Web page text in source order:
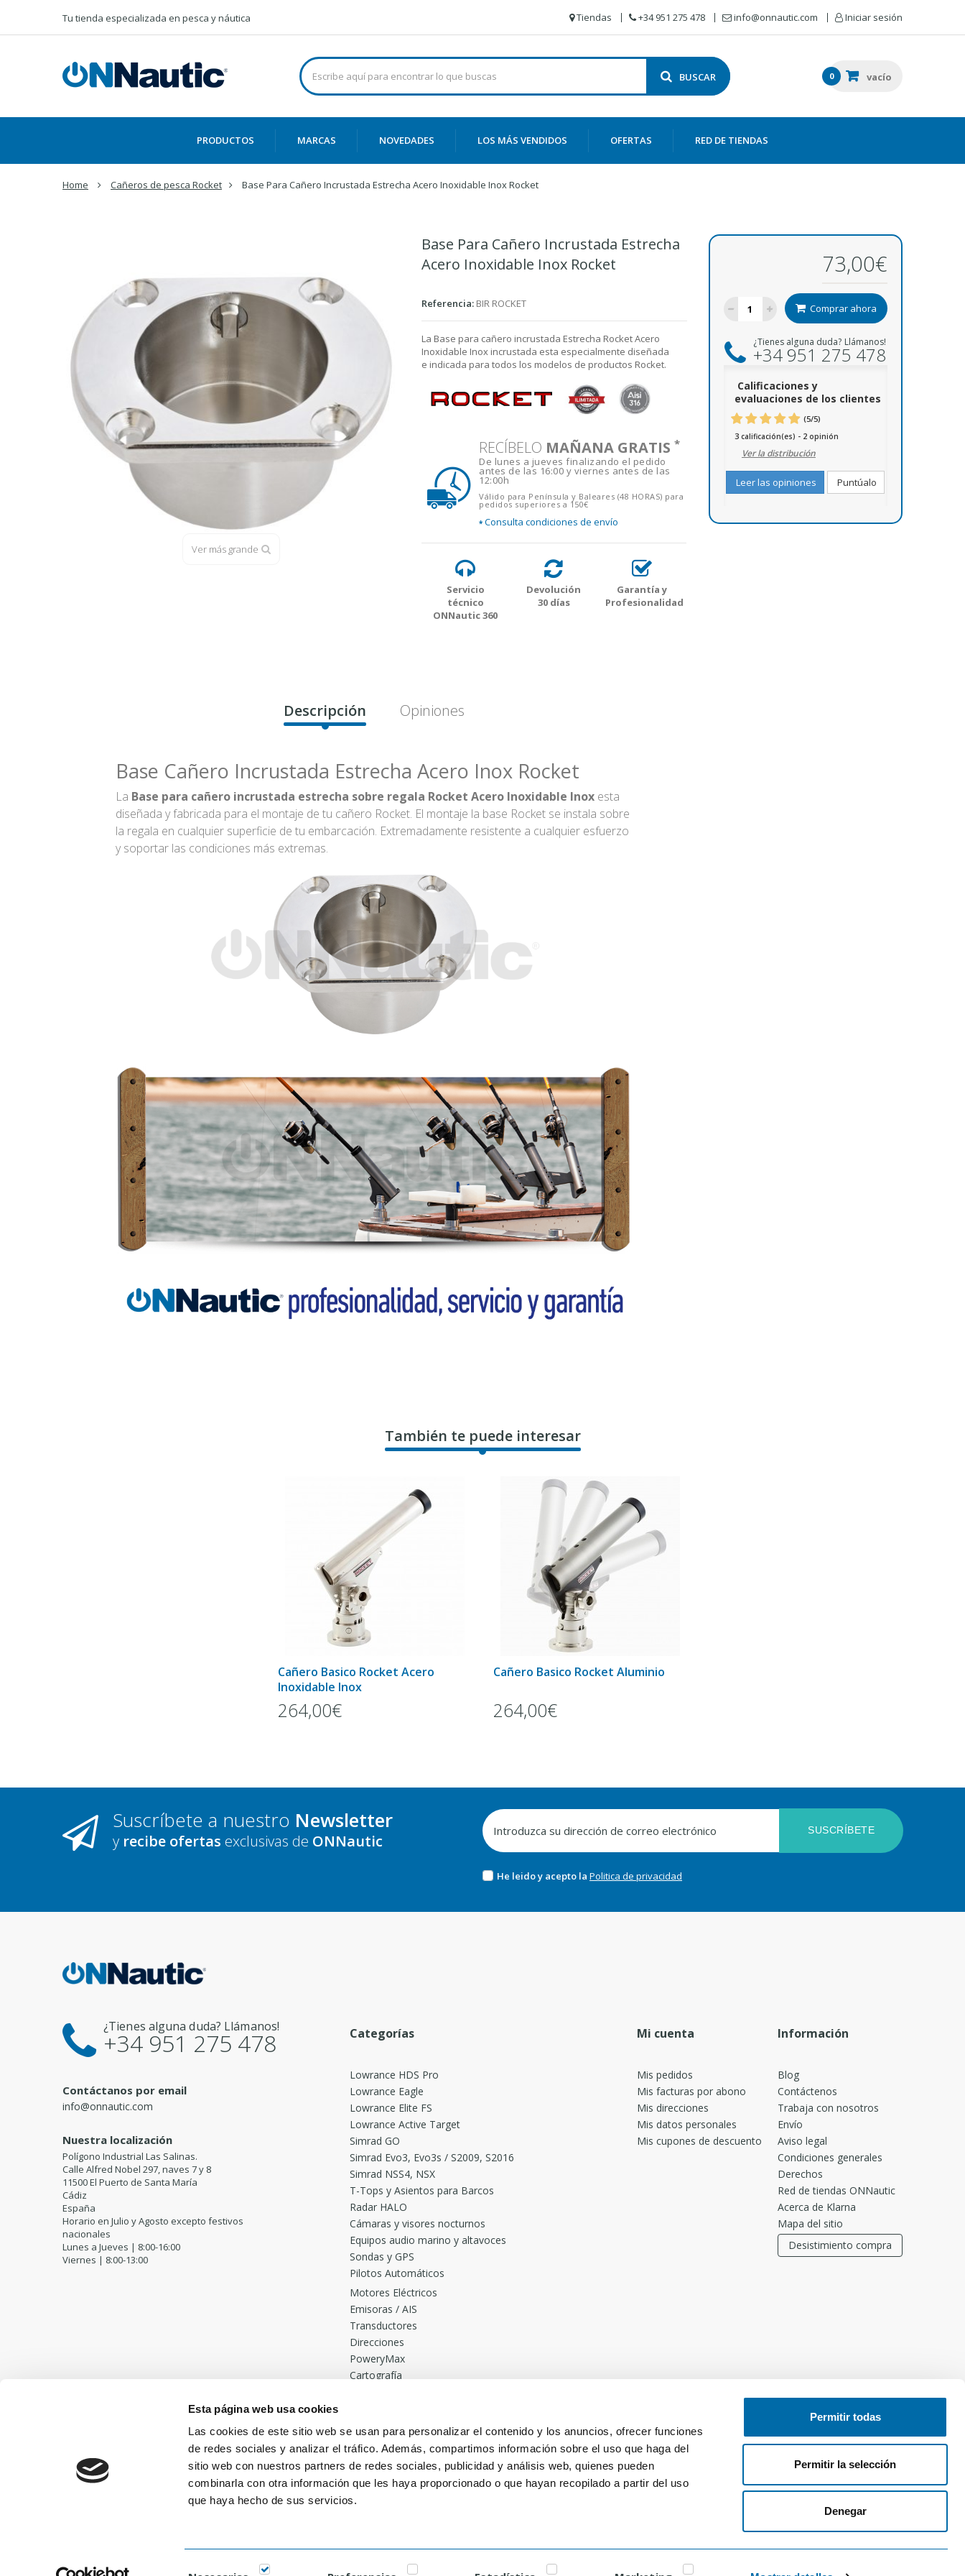
Esta página web usa cookies
Las cookies de este sitio web se usan para personalizar el contenido y los anuncios, ofrecer funciones
de redes sociales y analizar el tráfico. Además, compartimos información sobre el uso que haga del
sitio web con nuestros partners de redes sociales, publicidad y análisis web, quienes pueden
combinarla con otra información que les haya proporcionado o que hayan recopilado a partir del uso
que haya hecho de sus servicios.
Permitir todas
Permitir la selección
Denegar
Tu tienda especializada en pesca y náutica Tiendas +34 951 275 478 info@onnautic.com Iniciar sesión
BUSCAR 0 vacío
PRODUCTOS MARCAS NOVEDADES LOS MÁS VENDIDOS OFERTAS RED DE TIENDAS
Home Cañeros de pesca Rocket Base Para Cañero Incrustada Estrecha Acero Inoxidable Inox Rocket
Ver más grande
Base Para Cañero Incrustada Estrecha
Acero Inoxidable Inox Rocket
Referencia: BIR ROCKET
La Base para cañero incrustada Estrecha Rocket Acero
Inoxidable Inox incrustada esta especialmente diseñada
e indicada para todos los modelos de productos Rocket.
RECÍBELO MAÑANA GRATIS *
De lunes a jueves finalizando el pedido
antes de las 16:00 y viernes antes de las
12:00h
Válido para Península y Baleares (48 HORAS) para
pedidos superiores a 150€
* Consulta condiciones de envío
Servicio
técnico
ONNautic 360
Devolución
30 días
Garantía y
Profesionalidad
73,00€
Comprar ahora
¿Tienes alguna duda? Llámanos!
+34 951 275 478
Calificaciones y
evaluaciones de los clientes
(5/5)
3calificación(es) - 2opinión
Ver la distribución
Leer las opiniones Puntúalo
Descripción Opiniones
Base Cañero Incrustada Estrecha Acero Inox Rocket
La Base para cañero incrustada estrecha sobre regala Rocket Acero Inoxidable Inoxesta
diseñada y fabricada para el montaje de tu cañero Rocket. El montaje la base Rocket se instala sobre
la regala en cualquier superficie de tu embarcación. Extremadamente resistente a cualquier esfuerzo
y soportar las condiciones más extremas.
También te puede interesar
Cañero Basico Rocket Acero
Inoxidable Inox
264,00€
Cañero Basico Rocket Aluminio
264,00€
Suscríbete a nuestro Newsletter
y recibe ofertas exclusivas de ONNautic
SUSCRÍBETE
He leido y acepto la Politica de privacidad
¿Tienes alguna duda? Llámanos!
+34 951 275 478
Contáctanos por email
info@onnautic.com
Nuestra localización
Polígono Industrial Las Salinas.
Calle Alfred Nobel 297, naves 7 y 8
11500 El Puerto de Santa María
Cádiz
España
Horario en Julio y Agosto excepto festivos
nacionales
Lunes a Jueves | 8:00-16:00
Viernes | 8:00-13:00
Categorías
Lowrance HDS Pro
Lowrance Eagle
Lowrance Elite FS
Lowrance Active Target
Simrad GO
Simrad Evo3, Evo3s / S2009, S2016
Simrad NSS4, NSX
T-Tops y Asientos para Barcos
Radar HALO
Cámaras y visores nocturnos
Equipos audio marino y altavoces
Sondas y GPS
Pilotos Automáticos
Motores Eléctricos
Emisoras / AIS
Transductores
Direcciones
PoweryMax
Cartografía
Cañeros de pesca Rocket
Borika
Pack Pilotos Automáticos desde 2.230€. ONNautic
Mi cuenta
Mis pedidos
Mis facturas por abono
Mis direcciones
Mis datos personales
Mis cupones de descuento
Información
Blog
Contáctenos
Trabaja con nosotros
Envío
Aviso legal
Condiciones generales
Derechos
Red de tiendas ONNautic
Acerca de Klarna
Mapa del sitio
Desistimiento compra